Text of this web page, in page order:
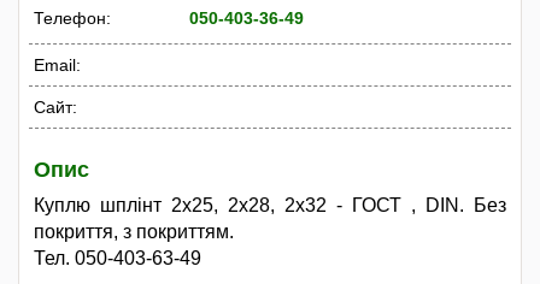
Телефон: 050-403-36-49
Email:
Сайт:
Опис
Куплю шплінт 2х25, 2х28, 2х32 - ГОСТ , DIN. Без
покриття, з покриттям.
Тел. 050-403-63-49